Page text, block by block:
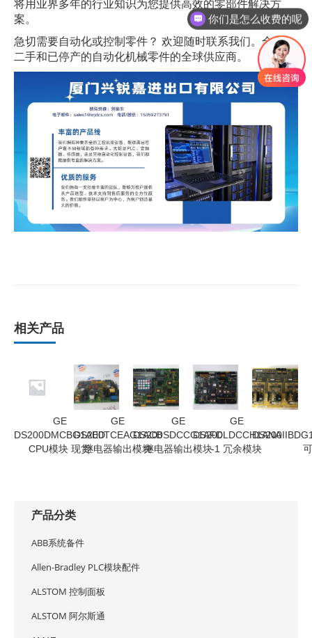
将用业界多年的行业知识为您提供高效的零部件解决方
案。
急切需要自动化或控制零件？ 欢迎随时联系我们。全新、
二手和已停产的自动化机械零件的全球供应商。
相关产品
GE
DS200DMCBG1AED
CPU模块 现货
GE
DS200TCEAG1ACB
继电器输出模块
GE
DS200SDCCG1AFD
继电器输出模块
GE
DS200LDCCH1ANA
-1 冗余模块
产品分类
ABB系统备件
Allen-Bradley PLC模块配件
ALSTOM 控制面板
ALSTOM 阿尔斯通
你们是怎么收费的呢